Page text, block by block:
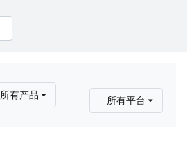
所有产品 所有平台